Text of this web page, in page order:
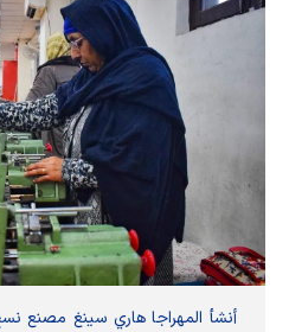
أنشأ المهراجا هاري سينغ مصنع